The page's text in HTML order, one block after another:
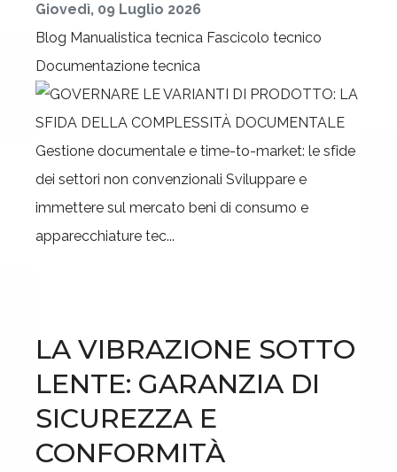
Giovedì, 09 Luglio 2026
Blog Manualistica tecnica Fascicolo tecnico
Documentazione tecnica
Gestione documentale e time-to-market: le sfide
dei settori non convenzionali Sviluppare e
immettere sul mercato beni di consumo e
apparecchiature tec...
LA VIBRAZIONE SOTTO
LENTE: GARANZIA DI
SICUREZZA E
CONFORMITÀ